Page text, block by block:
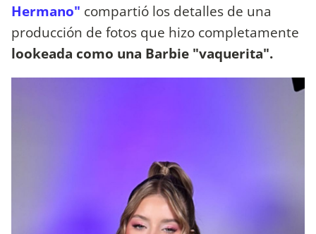
Hermano" compartió los detalles de una
producción de fotos que hizo completamente
lookeada como una Barbie "vaquerita".